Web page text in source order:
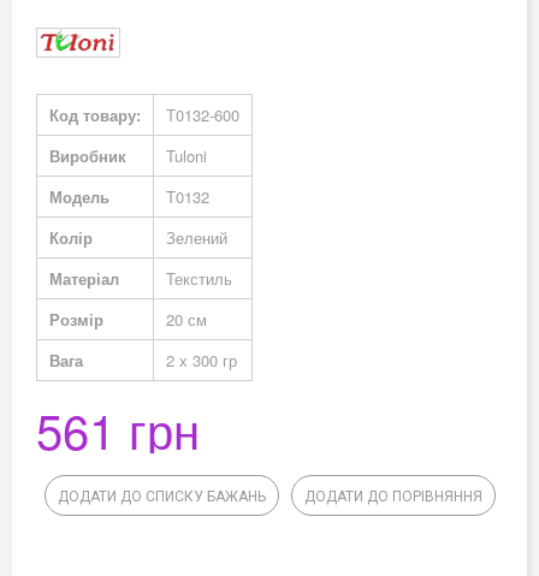
Докладніше
Код товару:
T0132-600
Виробник
Tuloni
Модель
T0132
Колір
Зелений
Матеріал
Текстиль
Розмір
20 см
Вага
2 х 300 гр
561 грн
ДОДАТИ ДО СПИСКУ БАЖАНЬ ДОДАТИ ДО ПОРІВНЯННЯ